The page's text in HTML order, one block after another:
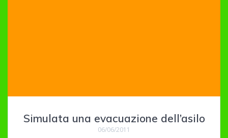
Simulata una evacuazione dell’asilo
06/06/2011